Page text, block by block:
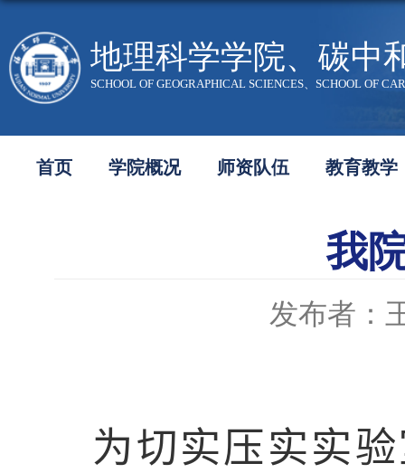
地理科学学院、碳中
SCHOOL OF GEOGRAPHICAL SCIENCES、SCHOOL OF
首页 学院概况 师资队伍 教育教学
我
发布者：
为切实压实实